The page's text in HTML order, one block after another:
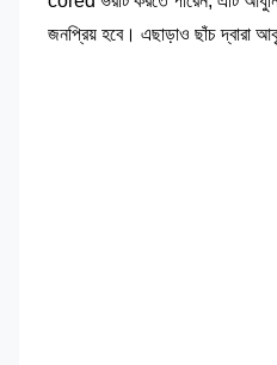
জনপ্রিয় হবে। এছাড়াও ছাঁচ দ্বারা